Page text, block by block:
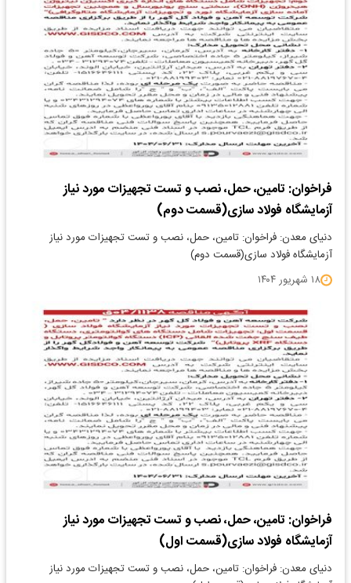
فراخوان: تامین، حمل، نصب و تست تجهیزات مورد نیاز
آزمایشگاه فولاد سازی(قسمت دوم)
دنیای معدن: فراخوان: تامین، حمل، نصب و تست تجهیزات مورد نیاز
آزمایشگاه فولاد سازی(قسمت دوم)
۱۸ شهریور ۱۴۰۴
فراخوان: تامین، حمل، نصب و تست تجهیزات مورد نیاز
آزمایشگاه فولاد سازی(قسمت اول)
دنیای معدن: فراخوان: تامین، حمل، نصب و تست تجهیزات مورد نیاز